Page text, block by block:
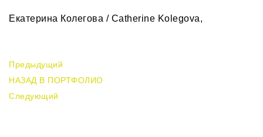
Екатерина Колегова / Catherine Kolegova,
Предыдущий
НАЗАД В ПОРТФОЛИО
Следующий